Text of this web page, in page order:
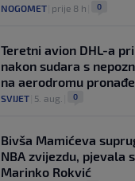
NOGOMET prije 8 h 0
Teretni avion DHL-a
nakon sudara s
na aerodromu
SVIJET 5. aug. 0
Bivša Mamićeva
NBA zvijezdu, pjevala
Marinko Rokvić